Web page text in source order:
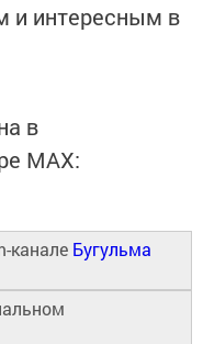
и интересным в
в
MАХ:
канале Бугульма